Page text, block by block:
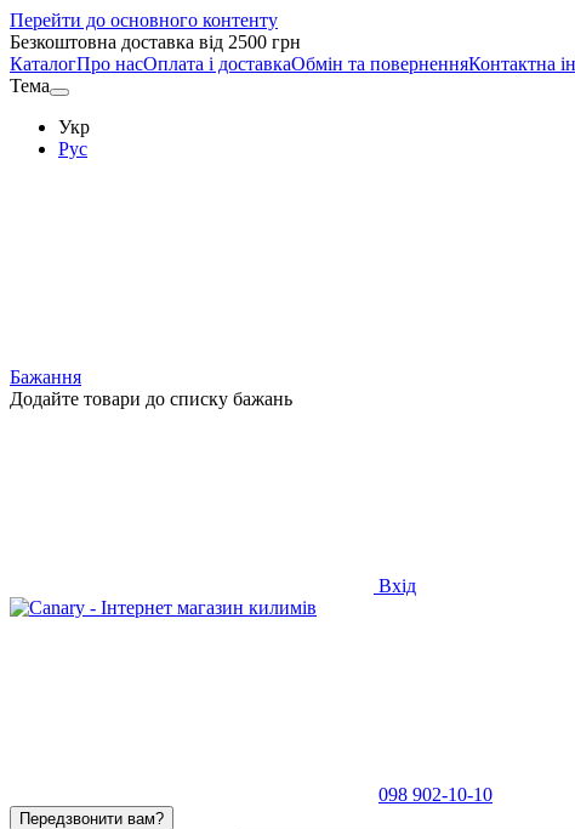
Перейти до основного контенту
Безкоштовна доставка від 2500 грн
КаталогПро насОплата і доставкаОбмін та поверненняКонтактна
Тема
Укр
Рус
Бажання
Додайте товари до списку бажань
Вхід
098 902-10-10
Передзвонити вам?